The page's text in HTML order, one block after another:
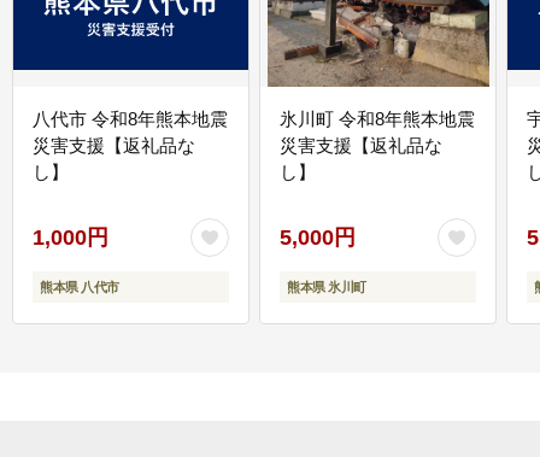
八代市 令和8年熊本地震
災害支援【返礼品な
し】
1,000円
熊本県 八代市
氷川町 令和8年熊本地震
災害支援【返礼品な
し】
5,000円
熊本県 氷川町